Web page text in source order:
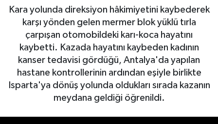
Kara yolunda direksiyon hâkimiyetini kaybederek
karşı yönden gelen mermer blok yüklü tırla
çarpışan otomobildeki karı-koca hayatını
kaybetti. Kazada hayatını kaybeden kadının
kanser tedavisi gördüğü, Antalya'da yapılan
hastane kontrollerinin ardından eşiyle birlikte
Isparta'ya dönüş yolunda oldukları sırada kazanın
meydana geldiği öğrenildi.